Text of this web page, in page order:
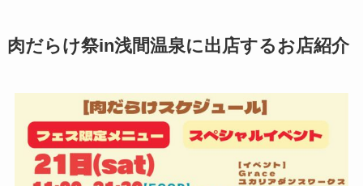
肉だらけ祭in浅間温泉に出店するお店紹介